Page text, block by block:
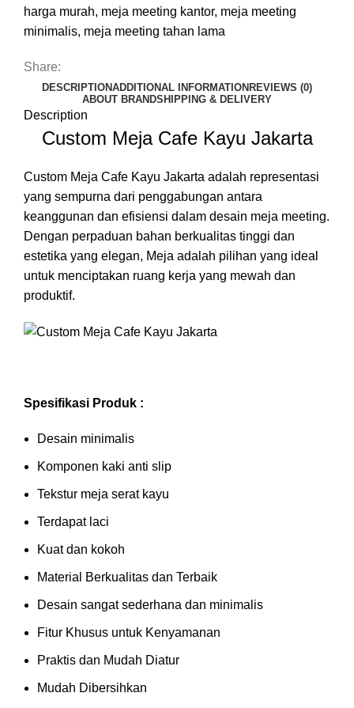
harga murah, meja meeting kantor, meja meeting
minimalis, meja meeting tahan lama
Share:
DESCRIPTIONADDITIONAL INFORMATION REVIEWS (0)
ABOUT BRANDSHIPPING & DELIVERY
Description
Custom Meja Cafe Kayu Jakarta
Custom Meja Cafe Kayu Jakarta adalah representasi
yang sempurna dari penggabungan antara
keanggunan dan efisiensi dalam desain meja meeting.
Dengan perpaduan bahan berkualitas tinggi dan
estetika yang elegan, Meja adalah pilihan yang ideal
untuk menciptakan ruang kerja yang mewah dan
produktif.
Spesifikasi Produk :
Desain minimalis
Komponen kaki anti slip
Tekstur meja serat kayu
Terdapat laci
Kuat dan kokoh
Material Berkualitas dan Terbaik
Desain sangat sederhana dan minimalis
Fitur Khusus untuk Kenyamanan
Praktis dan Mudah Diatur
Mudah Dibersihkan